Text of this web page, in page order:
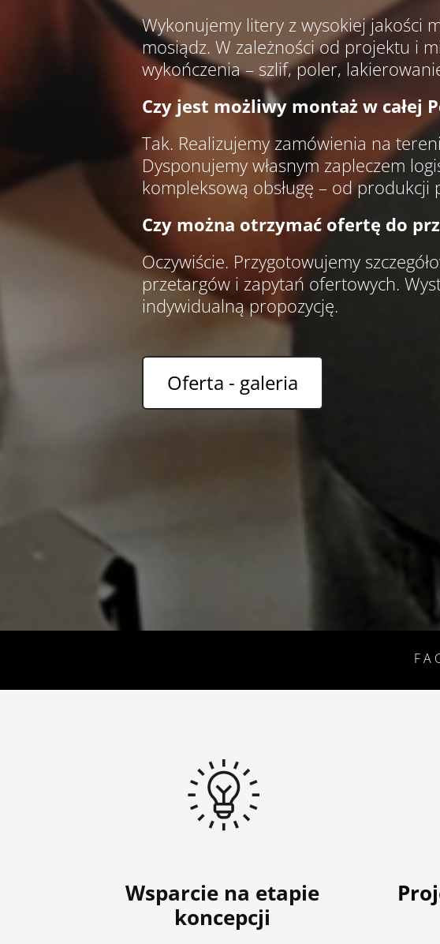
Wykonujemy litery z wysokiej jakości
mosiądz. W zależności od projektu i
wykończenia – szlif, poler,
Czy jest możliwy montaż w całej
Tak. Realizujemy zamówienia na
Dysponujemy własnym zapleczem
kompleksową obsługę – od produkcji
Czy można otrzymać ofertę do
Oczywiście. Przygotowujemy
przetargów i zapytań ofertowych.
indywidualną propozycję.
Oferta - galeria
Wsparcie na etapie
koncepcji